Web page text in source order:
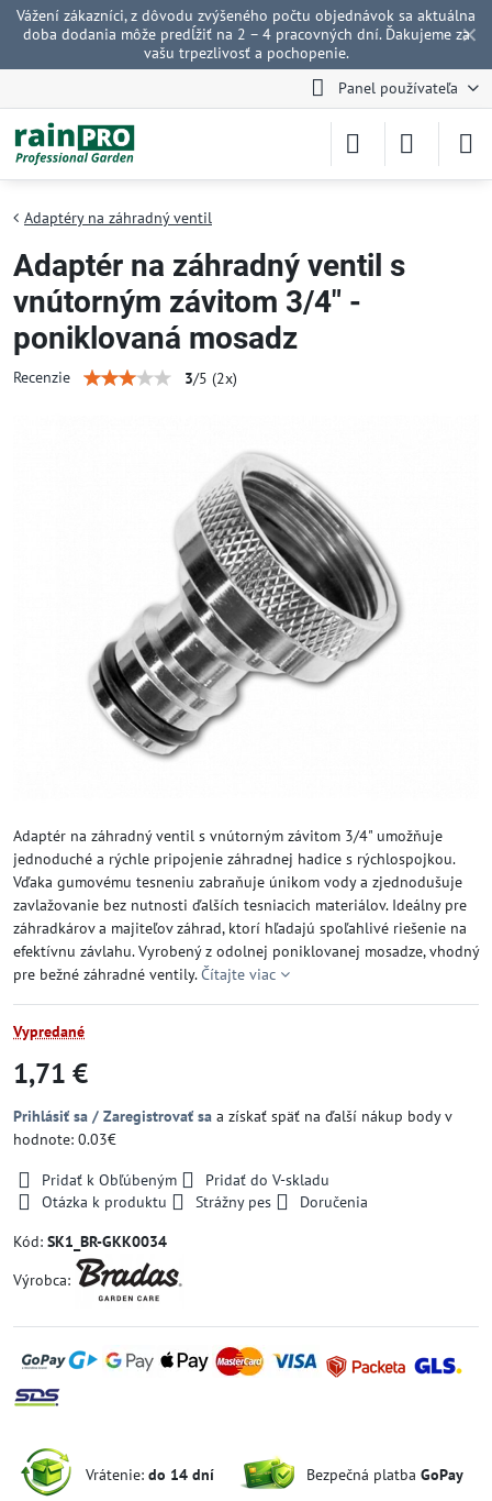
✕
Vážení zákazníci, z dôvodu zvýšeného počtu objednávok sa aktuálna
doba dodania môže predĺžiť na 2 – 4 pracovných dní. Ďakujeme za
vašu trpezlivosť a pochopenie.
Panel používateľa
Adaptéry na záhradný ventil
Adaptér na záhradný ventil s
vnútorným závitom 3/4" -
poniklovaná mosadz
Recenzie 3/5 (2x)
Adaptér na záhradný ventil s vnútorným závitom 3/4" umožňuje
jednoduché a rýchle pripojenie záhradnej hadice s rýchlospojkou.
Vďaka gumovému tesneniu zabraňuje únikom vody a zjednodušuje
zavlažovanie bez nutnosti ďalších tesniacich materiálov. Ideálny pre
záhradkárov a majiteľov záhrad, ktorí hľadajú spoľahlivé riešenie na
efektívnu závlahu. Vyrobený z odolnej poniklovanej mosadze, vhodný
pre bežné záhradné ventily.Čítajte viac
Vypredané
1,71 €
Prihlásiť sa / Zaregistrovať sa a získať späť na ďalší nákup body v
hodnote: 0.03€
Pridať k Obľúbeným
Pridať do V-skladu
Otázka k produktu
Strážny pes
Doručenia
Kód: SK1_BR-GKK0034
Výrobca:
Vrátenie: do 14 dní Bezpečná platba GoPay